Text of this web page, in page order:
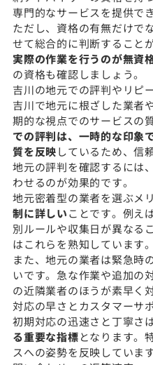
専門的なサービスを提供で
ただし、資格の有無だけで
せて総合的に判断すること
実際の作業を行うのが無資
の資格も確認しましょう。
吉川の地元での評判やリピ
吉川で地元に根ざした業者
期的な視点でのサービスの
での評判は、一時的な印象
質を反映しているため、信
地元の評判を確認するには
わせるのが効果的です。
地元密着型の業者を選ぶメ
制に詳しいことです。例え
別ルールや収集日が異なる
はこれらを熟知しています。
また、地元の業者は緊急時
いです。急な作業や追加の
の近隣業者のほうが素早く
対応の早さとカスタマーサ
初期対応の迅速さと丁寧さ
る重要な指標となります。
スへの姿勢を反映しています